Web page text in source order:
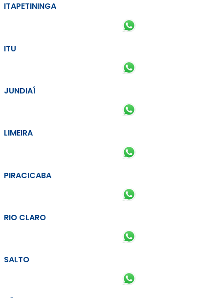
ITAPETININGA
ITU
JUNDIAÍ
LIMEIRA
PIRACICABA
RIO CLARO
SALTO